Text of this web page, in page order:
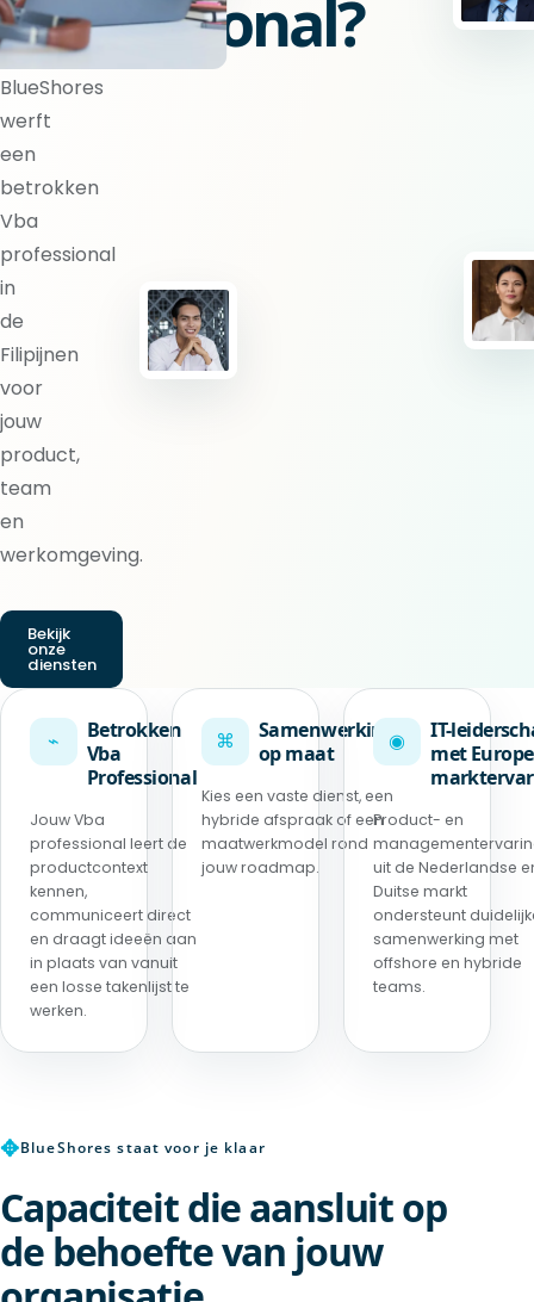
professional?
BlueShores
werft
een
betrokken
Vba
professional
in
de
Filipijnen
voor
jouw
product,
team
en
werkomgeving.
Bekijk
onze
diensten
⌁
Betrokken
Vba
Professional
Jouw Vba
professional leert de
productcontext
kennen,
communiceert direct
en draagt ideeën aan
in plaats van vanuit
een losse takenlijst te
werken.
⌘
Samenwerking
op maat
Kies een vaste dienst, een
hybride afspraak of een
maatwerkmodel rond
jouw roadmap.
◉
IT-
met
Product- en
uit de Nederlandse
Duitse markt
ondersteunt
samenwerking met
offshore en hybride
teams.
✥BlueShores staat voor je klaar
Capaciteit die aansluit op
de behoefte van jouw